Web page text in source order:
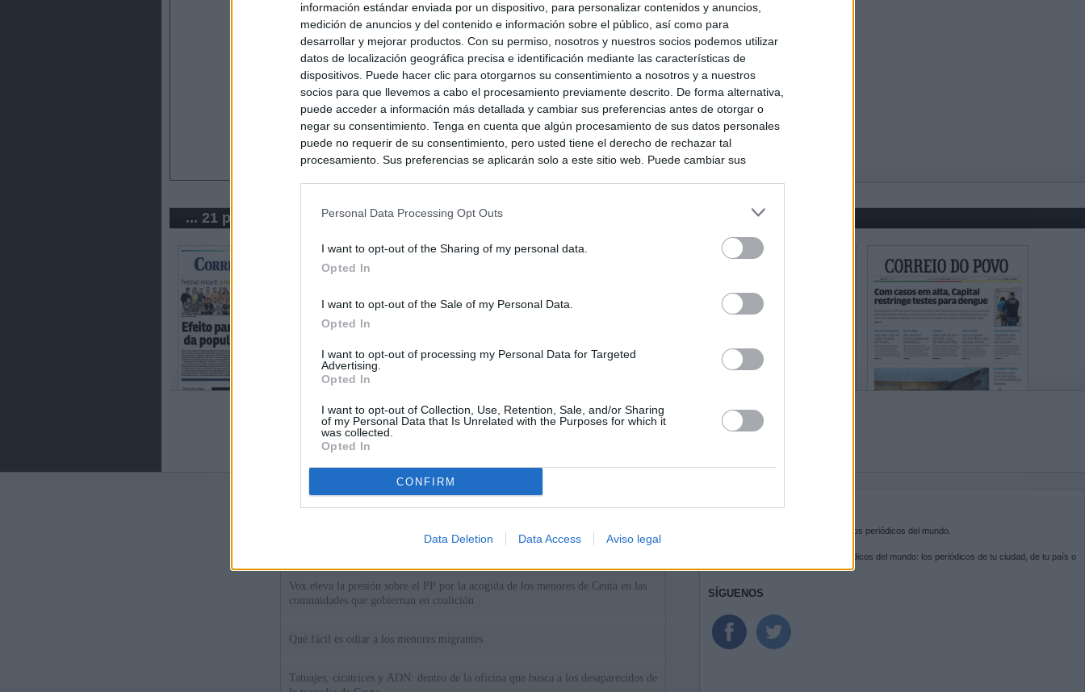
información estándar enviada por un dispositivo, para personalizar contenidos y anuncios,
medición de anuncios y del contenido e información sobre el público, así como para
desarrollar y mejorar productos. Con su permiso, nosotros y nuestros socios podemos utilizar
datos de localización geográfica precisa e identificación mediante las características de
dispositivos. Puede hacer clic para otorgarnos su consentimiento a nosotros y a nuestros
socios para que llevemos a cabo el procesamiento previamente descrito. De forma alternativa,
puede acceder a información más detallada y cambiar sus preferencias antes de otorgar o
negar su consentimiento. Tenga en cuenta que algún procesamiento de sus datos personales
puede no requerir de su consentimiento, pero usted tiene el derecho de rechazar tal
procesamiento. Sus preferencias se aplicarán solo a este sitio web. Puede cambiar sus
Personal Data Processing Opt Outs
I want to opt-out of the Sharing of my personal data.
Opted In
I want to opt-out of the Sale of my Personal Data.
Opted In
I want to opt-out of processing my Personal Data for Targeted
Advertising.
Opted In
I want to opt-out of Collection, Use, Retention, Sale, and/or Sharing
of my Personal Data that Is Unrelated with the Purposes for which it
was collected.
Opted In
CONFIRM
Data Deletion Data Access Aviso legal
... 21 periódicos de Brasil
Últimas noticias
España mantiene la alerta en Ceuta y estrecha la coordinación con Marruecos
Vox eleva la presión sobre el PP por la acogida de los menores de Ceuta en las
comunidades que gobiernan en coalición
Qué fácil es odiar a los menores migrantes
Tatuajes, cicatrices y ADN: dentro de la oficina que busca a los desaparecidos de
es la puerta de entrada a los periódicos del mundo.
Navega por las portadas de los periódicos del mundo: los periódicos de tu ciudad, de tu país o
SÍGUENOS